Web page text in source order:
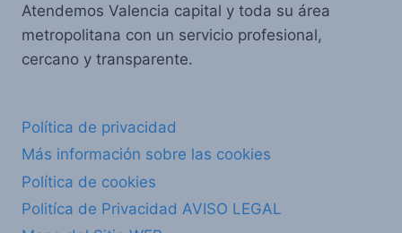
Atendemos Valencia capital y toda su área
metropolitana con un servicio profesional,
cercano y transparente.
Política de privacidad
Más información sobre las cookies
Política de cookies
Politíca de Privacidad AVISO LEGAL